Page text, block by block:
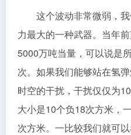
这个波动非常微弱，我
力最大的一种武器。当年
5000万吨当量，可以说是
次。如果我们能够站在氢
时空的干扰，干扰仅仅为
大小是10个负18次方米，
次方米。一比较我们就可